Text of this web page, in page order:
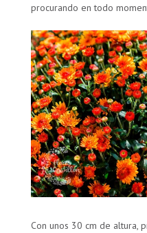
procurando en todo
Con unos 30 cm de altura,